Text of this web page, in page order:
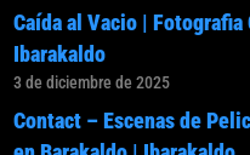
Caída al Vacio |
Ibarakaldo
3 de diciembre de 2025
Contact – Escenas de